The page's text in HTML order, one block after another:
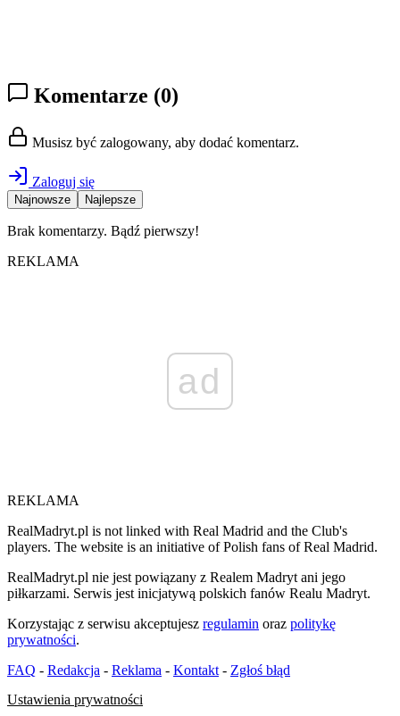
Komentarze (0)
Musisz być zalogowany, aby dodać komentarz.
Zaloguj się
Najnowsze Najlepsze
Brak komentarzy. Bądź pierwszy!
REKLAMA
ad
REKLAMA
RealMadryt.pl is not linked with Real Madrid and the Club's
players. The website is an initiative of Polish fans of Real Madrid.
RealMadryt.pl nie jest powiązany z Realem Madryt ani jego
piłkarzami. Serwis jest inicjatywą polskich fanów Realu Madryt.
Korzystając z serwisu akceptujesz regulamin oraz politykę
prywatności.
FAQ - Redakcja - Reklama - Kontakt - Zgłoś błąd
Ustawienia prywatności